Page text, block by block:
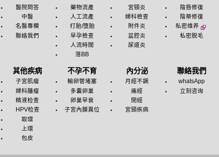
醫院問答
中醫
名醫專欄
聯絡我們
藥物流產
人工流產
打胎/堕胎
早孕檢查
人流時間
落BB
宮頸炎
婦科檢查
附件炎
盆腔炎
尿道炎
陰唇修復
陰蒂修復
私密维养
私密脱毛
其他疾病
子宮肌瘤
婦科腫瘤
精液检查
HPV检查
取環
上環
包皮
不孕不育
輸卵管堵塞
多囊卵巢
卵巢早衰
子宮內膜異位
內分泌
月經不調
痛經
閉經
宮頸疾病
聯絡我們
whatsApp
立刻咨询